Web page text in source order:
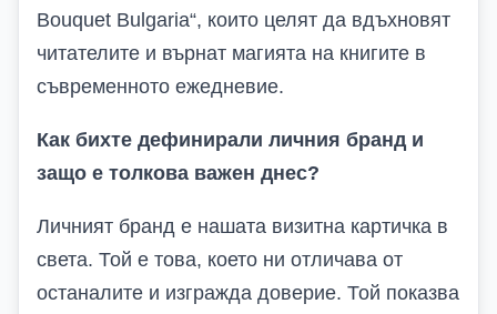
Bouquet Bulgaria“, които целят да вдъхновят
читателите и върнат магията на книгите в
съвременното ежедневие.
Как бихте дефинирали личния бранд и
защо е толкова важен днес?
Личният бранд е нашата визитна картичка в
света. Той е това, което ни отличава от
останалите и изгражда доверие. Той показва